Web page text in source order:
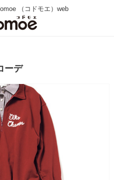
（コドモエ）web
ーデ